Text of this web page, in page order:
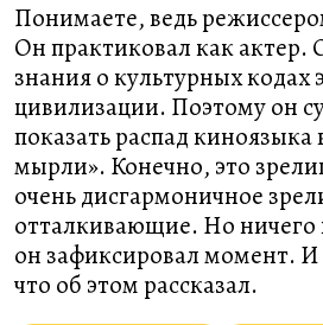
Понимаете, ведь
Он практиковал как актер.
знания о культурных кодах
цивилизации. Поэтому он
показать распад
мырли». Конечно, это
очень дисгармоничное
отталкивающие. Но
он зафиксировал момент.
что об этом рассказал.